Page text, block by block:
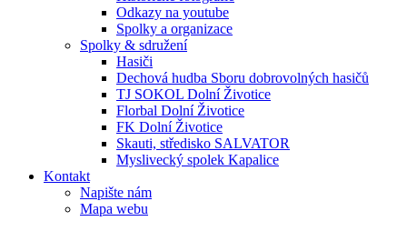
Odkazy na youtube
Spolky a organizace
Spolky & sdružení
Hasiči
Dechová hudba Sboru dobrovolných hasičů
TJ SOKOL Dolní Životice
Florbal Dolní Životice
FK Dolní Životice
Skauti, středisko SALVATOR
Myslivecký spolek Kapalice
Kontakt
Napište nám
Mapa webu